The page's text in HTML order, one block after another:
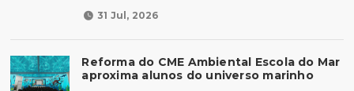
31 Jul, 2026
Reforma do CME Ambiental Escola do Mar
aproxima alunos do universo marinho